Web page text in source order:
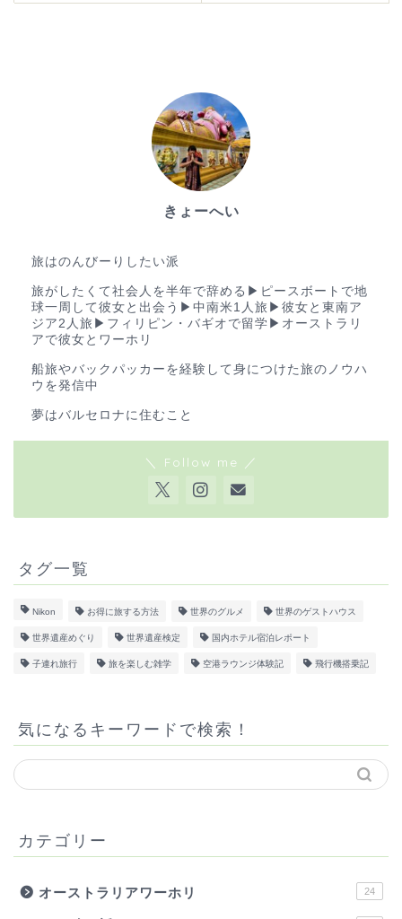
きょーへい
旅はのんびーりしたい派
旅がしたくて社会人を半年で辞める▶︎ピースボートで地
球一周して彼女と出会う▶︎中南米1人旅▶︎彼女と東南ア
ジア2人旅▶︎フィリピン・バギオで留学▶︎オーストラリ
アで彼女とワーホリ
船旅やバックパッカーを経験して身につけた旅のノウハ
ウを発信中
夢はバルセロナに住むこと
＼ Follow me ／
タグ一覧
Nikon お得に旅する方法 世界のグルメ 世界のゲストハウス
世界遺産めぐり 世界遺産検定 国内ホテル宿泊レポート
子連れ旅行 旅を楽しむ雑学 空港ラウンジ体験記 飛行機搭乗記
気になるキーワードで検索！
カテゴリー
オーストラリアワーホリ 24